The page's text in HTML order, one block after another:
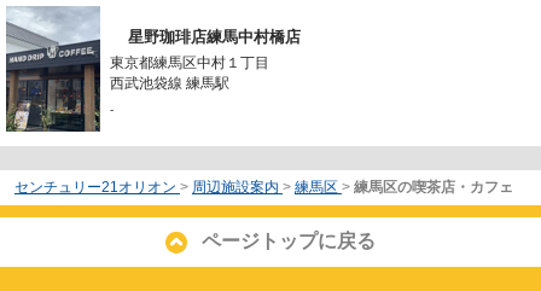
星野珈琲店練馬中村橋店
東京都練馬区中村１丁目
西武池袋線 練馬駅
-
センチュリー21オリオン > 周辺施設案内 > 練馬区 > 練馬区の喫茶店・カフェ
ページトップに戻る